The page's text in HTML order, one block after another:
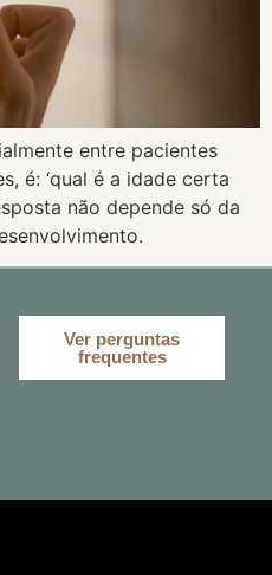
entre pacientes
é: ‘qual é a idade certa
não depende só da
Ver perguntas
frequentes